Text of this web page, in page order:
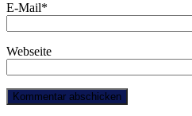
E-Mail*
Webseite